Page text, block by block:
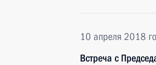
10 апреля 2018
Встреча с